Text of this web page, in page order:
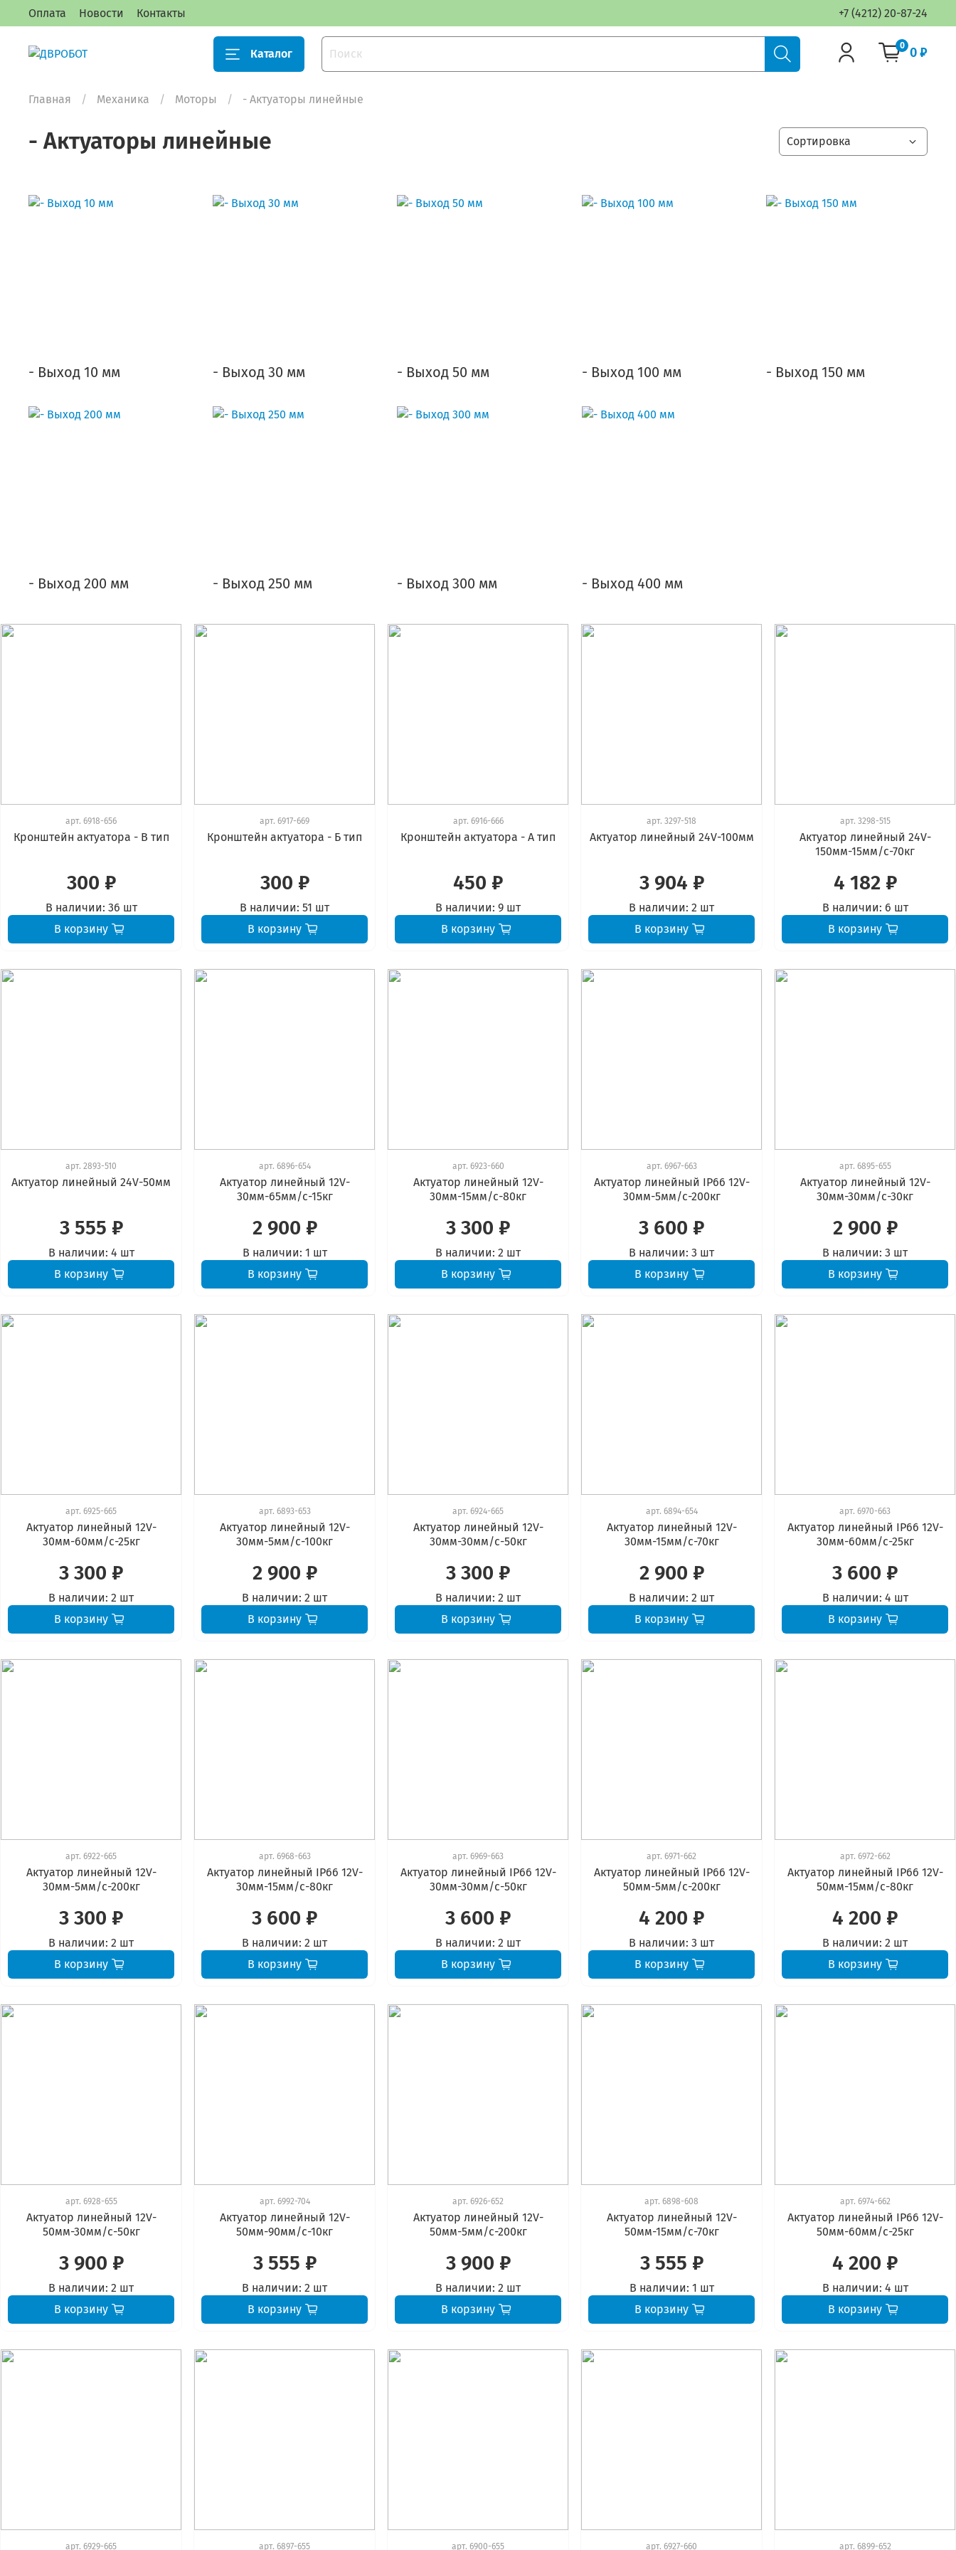
Оплата Новости Контакты +7 (4212) 20-87-24
Каталог
0 0 ₽
Главная Механика Моторы - Актуаторы линейные
- Актуаторы линейные
- Выход 10 мм - Выход 30 мм - Выход 50 мм - Выход 100 мм - Выход 150 мм
- Выход 200 мм - Выход 250 мм - Выход 300 мм - Выход 400 мм
арт. 6918-656
Кронштейн актуатора - В тип
300 ₽
В наличии: 36 шт
В корзину
арт. 6917-669
Кронштейн актуатора - Б тип
300 ₽
В наличии: 51 шт
В корзину
арт. 6916-666
Кронштейн актуатора - А тип
450 ₽
В наличии: 9 шт
В корзину
арт. 3297-518
Актуатор линейный 24V-100мм
3 904 ₽
В наличии: 2 шт
В корзину
арт. 3298-515
Актуатор линейный 24V-
150мм-15мм/с-70кг
4 182 ₽
В наличии: 6 шт
В корзину
арт. 2893-510
Актуатор линейный 24V-50мм
3 555 ₽
В наличии: 4 шт
В корзину
арт. 6896-654
Актуатор линейный 12V-
30мм-65мм/с-15кг
2 900 ₽
В наличии: 1 шт
В корзину
арт. 6923-660
Актуатор линейный 12V-
30мм-15мм/с-80кг
3 300 ₽
В наличии: 2 шт
В корзину
арт. 6967-663
Актуатор линейный IP66 12V-
30мм-5мм/с-200кг
3 600 ₽
В наличии: 3 шт
В корзину
арт. 6895-655
Актуатор линейный 12V-
30мм-30мм/с-30кг
2 900 ₽
В наличии: 3 шт
В корзину
арт. 6925-665
Актуатор линейный 12V-
30мм-60мм/с-25кг
3 300 ₽
В наличии: 2 шт
В корзину
арт. 6893-653
Актуатор линейный 12V-
30мм-5мм/с-100кг
2 900 ₽
В наличии: 2 шт
В корзину
арт. 6924-665
Актуатор линейный 12V-
30мм-30мм/с-50кг
3 300 ₽
В наличии: 2 шт
В корзину
арт. 6894-654
Актуатор линейный 12V-
30мм-15мм/с-70кг
2 900 ₽
В наличии: 2 шт
В корзину
арт. 6970-663
Актуатор линейный IP66 12V-
30мм-60мм/с-25кг
3 600 ₽
В наличии: 4 шт
В корзину
арт. 6922-665
Актуатор линейный 12V-
30мм-5мм/с-200кг
3 300 ₽
В наличии: 2 шт
В корзину
арт. 6968-663
Актуатор линейный IP66 12V-
30мм-15мм/с-80кг
3 600 ₽
В наличии: 2 шт
В корзину
арт. 6969-663
Актуатор линейный IP66 12V-
30мм-30мм/с-50кг
3 600 ₽
В наличии: 2 шт
В корзину
арт. 6971-662
Актуатор линейный IP66 12V-
50мм-5мм/с-200кг
4 200 ₽
В наличии: 3 шт
В корзину
арт. 6972-662
Актуатор линейный IP66 12V-
50мм-15мм/с-80кг
4 200 ₽
В наличии: 2 шт
В корзину
арт. 6928-655
Актуатор линейный 12V-
50мм-30мм/с-50кг
3 900 ₽
В наличии: 2 шт
В корзину
арт. 6992-704
Актуатор линейный 12V-
50мм-90мм/с-10кг
3 555 ₽
В наличии: 2 шт
В корзину
арт. 6926-652
Актуатор линейный 12V-
50мм-5мм/с-200кг
3 900 ₽
В наличии: 2 шт
В корзину
арт. 6898-608
Актуатор линейный 12V-
50мм-15мм/с-70кг
3 555 ₽
В наличии: 1 шт
В корзину
арт. 6974-662
Актуатор линейный IP66 12V-
50мм-60мм/с-25кг
4 200 ₽
В наличии: 4 шт
В корзину
арт. 6929-665 арт. 6897-655 арт. 6900-655 арт. 6927-660 арт. 6899-652